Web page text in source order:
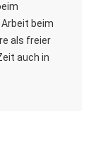
beim
als freier
auch in